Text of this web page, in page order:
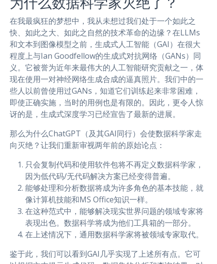
在我最疯狂的梦想中，我从未想过我们处于一个如此之
快、如此之大、如此之自然的技术革命的边缘？在LLMs
和文本到图像模型之前，生成式人工智能（GAI）在很大
程度上与Ian Goodfellow的生成式对抗网络（GANs）同
义。它被誉为近年来最伟大的人工智能研究贡献之一，体
现在使用一对神经网络生成合成的逼真照片。我们中的一
些人以前曾使用过GANs，知道它们训练起来非常困难，
即使正确实施，当时的用例也是有限的。因此，更令人惊
讶的是，生成式深度学习已经宣告了最新的进展。
那么为什么ChatGPT（及其GAI同行）会使数据科学家走
向灭绝？让我们重新审视两年前的原始论点：
只会复制代码和使用软件包将不再定义数据科学家，
因为低代码/无代码解决方案已经变得普遍。
能够处理和分析数据将成为许多角色的基本技能，就
像计算机技能和MS Office知识一样。
在这种范式中，能够解决现实世界问题的领域专家将
表现出色。数据科学将成为他们工具箱的一部分。
在上述情况下，通用数据科学家将被领域专家取代。
鉴于此，我们可以看到GAI几乎实现了上述所有点。它可